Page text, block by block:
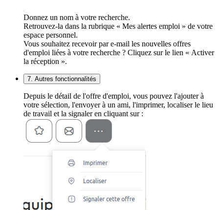
Donnez un nom à votre recherche.
Retrouvez-la dans la rubrique « Mes alertes emploi » de votre
espace personnel.
Vous souhaitez recevoir par e-mail les nouvelles offres
d'emploi liées à votre recherche ? Cliquez sur le lien « Activer
la réception ».
7. Autres fonctionnalités
Depuis le détail de l'offre d'emploi, vous pouvez l'ajouter à
votre sélection, l'envoyer à un ami, l'imprimer, localiser le lieu
de travail et la signaler en cliquant sur :